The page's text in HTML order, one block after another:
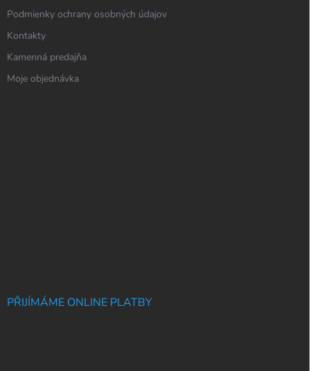
Podmienky ochrany osobných údajov
Kontakty
Kamenná predajňa
Moje objednávka
PŘIJÍMÁME ONLINE PLATBY